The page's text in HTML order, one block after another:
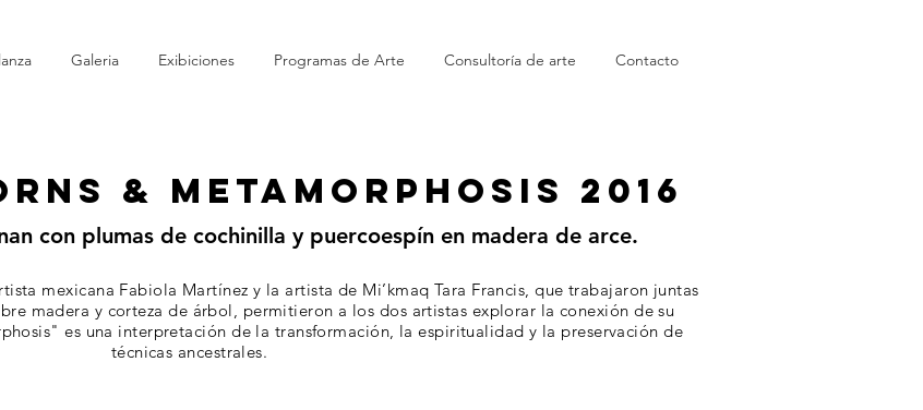
Galeria Exibiciones Programas de Arte Consultoría de arte Contacto
& METAMORPHOSIS 2016
con plumas de cochinilla y puercoespín en madera de arce.
mexicana Fabiola Martínez y la artista de Mi’kmaq Tara Francis, que trabajaron juntas
madera y corteza de árbol, permitieron a los dos artistas explorar la conexión de su
es una interpretación de la transformación, la espiritualidad y la preservación de
técnicas ancestrales.